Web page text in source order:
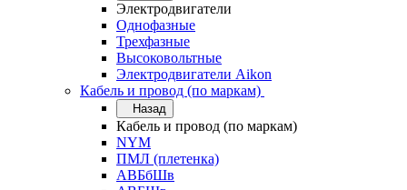
Электродвигатели
Однофазные
Трехфазные
Высоковольтные
Электродвигатели Aikon
Кабель и провод (по маркам)
Назад
Кабель и провод (по маркам)
NYM
ПМЛ (плетенка)
АВБбШв